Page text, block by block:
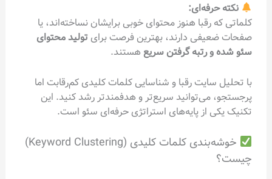
نکته حرفه‌ای:
کلماتی که رقبا هنوز محتوای خوبی برایشان نساخته‌اند، یا
صفحات ضعیفی دارند، بهترین فرصت برای تولید محتوای
سئو شده و رتبه گرفتن سریع هستند.
با تحلیل سایت رقبا و شناسایی کلمات کلیدی کم‌رقابت اما
پرجستجو، می‌توانید سریع‌تر و هدفمندتر رشد کنید. این
تکنیک یکی از پایه‌های استراتژی حرفه‌ای سئو است.
خوشه‌بندی کلمات کلیدی (Keyword Clustering)
چیست؟